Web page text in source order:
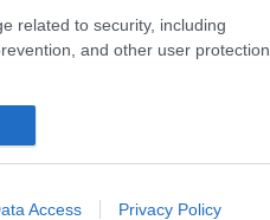
related to security, including
and other user protection.
Access Privacy Policy
2013